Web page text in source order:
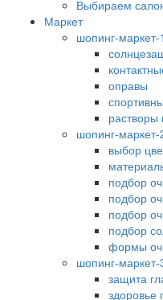
Выбираем
Маркет
шопинг-маркет-1
оправы
растворы
шопинг-маркет-
выбор
подбор
подбор
подбор
подбор
формы
шопинг-маркет-
защита
здоровье